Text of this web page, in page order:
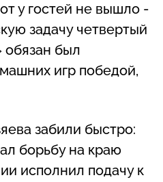
у гостей не вышло -
задачу четвертый
обязан был
игр победой,
забили быстро:
борьбу на краю
исполнил подачу к